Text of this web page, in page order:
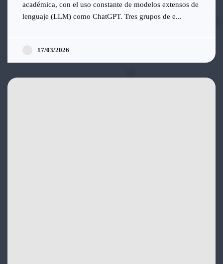
académica, con el uso constante de modelos extensos de
lenguaje (LLM) como ChatGPT. Tres grupos de e...
17/03/2026